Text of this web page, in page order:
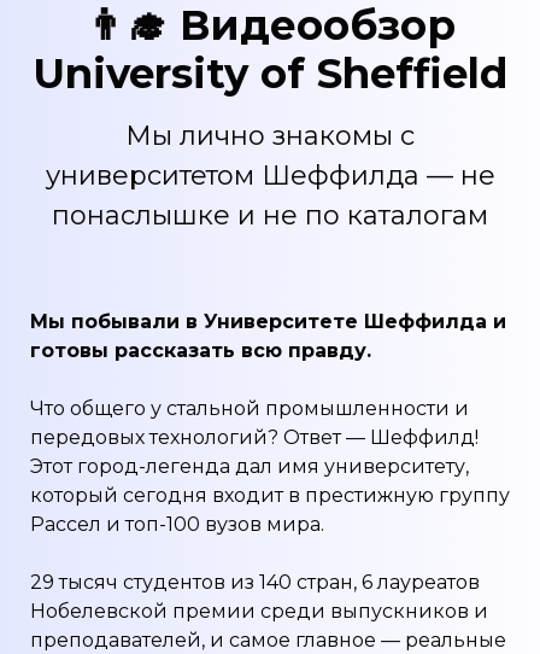
👨‍🎓 Видеообзор
University of Sheffield
Мы лично знакомы с
университетом Шеффилда — не
понаслышке и не по каталогам
Мы побывали в Университете Шеффилда и
готовы рассказать всю правду.
Что общего у стальной промышленности и
передовых технологий? Ответ — Шеффилд!
Этот город-легенда дал имя университету,
который сегодня входит в престижную группу
Рассел и топ-100 вузов мира.
29 тысяч студентов из 140 стран, 6 лауреатов
Нобелевской премии среди выпускников и
преподавателей, и самое главное — реальные